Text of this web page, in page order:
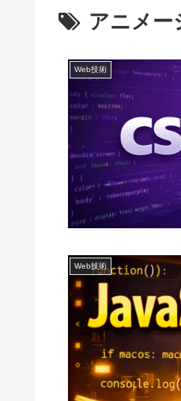
アニメー
Web技術
Web技術